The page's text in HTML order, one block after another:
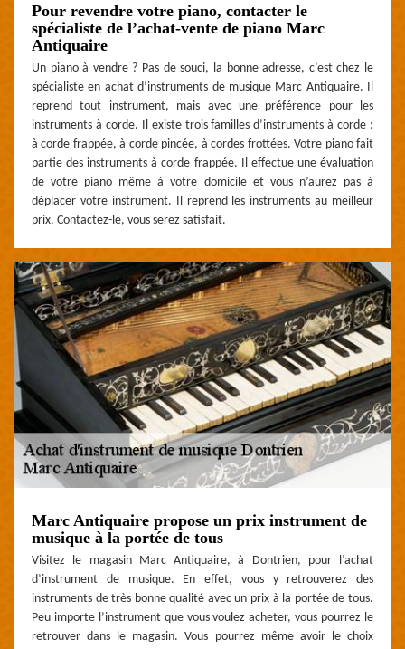
Pour revendre votre piano, contacter le
spécialiste de l’achat-vente de piano Marc
Antiquaire
Un piano à vendre ? Pas de souci, la bonne adresse, c’est chez le
spécialiste en achat d’instruments de musique Marc Antiquaire. Il
reprend tout instrument, mais avec une préférence pour les
instruments à corde. Il existe trois familles d’instruments à corde :
à corde frappée, à corde pincée, à cordes frottées. Votre piano fait
partie des instruments à corde frappée. Il effectue une évaluation
de votre piano même à votre domicile et vous n’aurez pas à
déplacer votre instrument. Il reprend les instruments au meilleur
prix. Contactez-le, vous serez satisfait.
Marc Antiquaire propose un prix instrument de
musique à la portée de tous
Visitez le magasin Marc Antiquaire, à Dontrien, pour l’achat
d’instrument de musique. En effet, vous y retrouverez des
instruments de très bonne qualité avec un prix à la portée de tous.
Peu importe l’instrument que vous voulez acheter, vous pourrez le
retrouver dans le magasin. Vous pourrez même avoir le choix